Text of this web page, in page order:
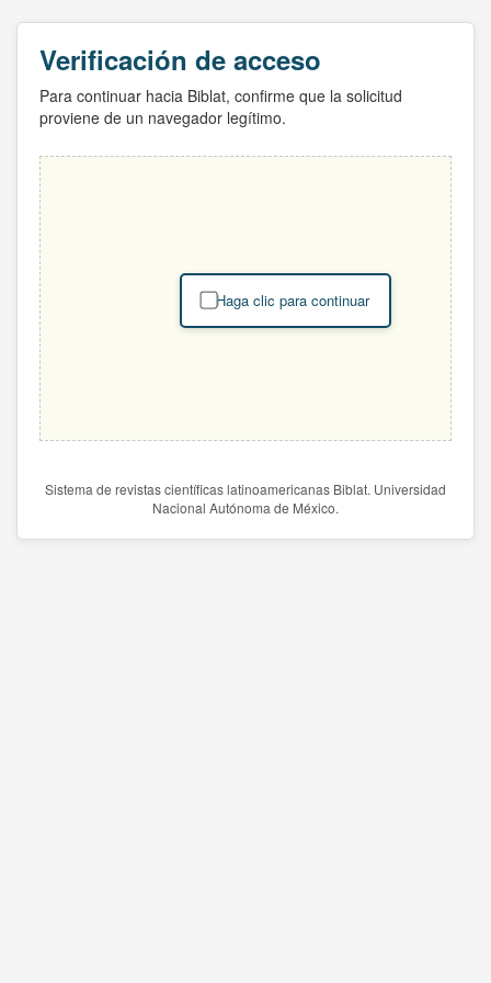
Verificación de acceso
Para continuar hacia Biblat, confirme que la solicitud
proviene de un navegador legítimo.
Haga clic para continuar
Sistema de revistas científicas latinoamericanas Biblat. Universidad
Nacional Autónoma de México.